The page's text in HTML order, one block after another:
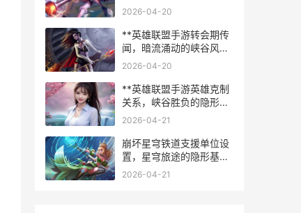
容解析
2026-04-20
**英雄联盟手游转会期传
闻，暗流涌动的峡谷风云
**
2026-04-20
**英雄联盟手游英雄克制
关系，峡谷胜负的隐形法
则**
2026-04-21
崩坏星穹铁道支援单位设
置，星穹旅途的隐形基石
副标题
2026-04-21